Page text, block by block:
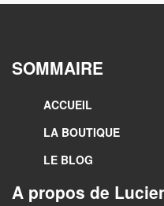
SOMMAIRE
ACCUEIL
LA BOUTIQUE
LE BLOG
A propos de